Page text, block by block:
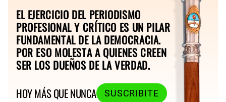
EL EJERCICIO DEL PERIODISMO
PROFESIONAL Y CRÍTICO ES UN PILAR
FUNDAMENTAL DE LA DEMOCRACIA.
POR ESO MOLESTA A QUIENES CREEN
SER LOS DUEÑOS DE LA VERDAD.
HOY MÁS QUE NUNCA
SUSCRIBITE